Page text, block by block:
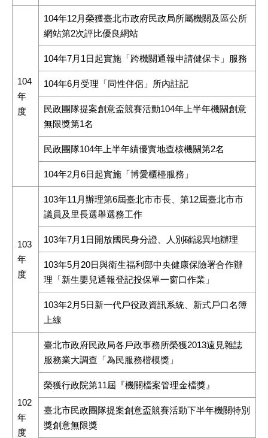
104
年
度
104年12月榮獲臺北市政府民政局所屬機關及區公所
網站第2次評比優良網站
104年7月1日起實施「跨機關通報申請健保卡」服務
104年6月受理「同性伴侶」所內註記
民政團隊提案創意盃競賽活動104年上半年機關創意
無限獎第1名
民政團隊104年上半年績優實地查核機關第2名
104年2月6日起實施「博愛櫃檯服務」
103
年
度
103年11月辦理第6屆臺北市市長、第12屆臺北市市
議員及里長選舉選務工作
103年7月1日開放國民身分證、人別確認異地辦理
103年5月20日與衛生福利部中央健康保險署合作辦
理「新生嬰兒通報登記投保單一窗口作業」
103年2月5日新一代戶役政資訊系統、新式戶口名簿
上線
102
年
度
臺北市政府民政局各戶政事務所榮獲2013遠見雜誌
服務業大調查「為民服務楷模獎」
榮獲行政院第11屆『機關檔案管理金檔獎』
臺北市民政團隊提案創意盃競賽活動下半年機關特別
獎創意無限獎